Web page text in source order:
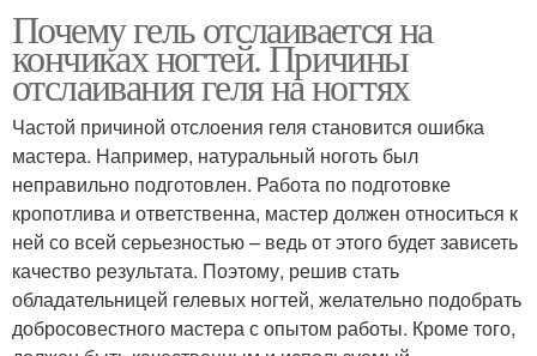
Почему гель отслаивается на
кончиках ногтей. Причины
отслаивания геля на ногтях
Частой причиной отслоения геля становится ошибка
мастера. Например, натуральный ноготь был
неправильно подготовлен. Работа по подготовке
кропотлива и ответственна, мастер должен относиться к
ней со всей серьезностью – ведь от этого будет зависеть
качество результата. Поэтому, решив стать
обладательницей гелевых ногтей, желательно подобрать
добросовестного мастера с опытом работы. Кроме того,